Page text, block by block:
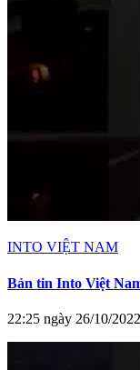
INTO VIỆT NAM
Bản tin Into Việt
22:25 ngày 26/10/2022